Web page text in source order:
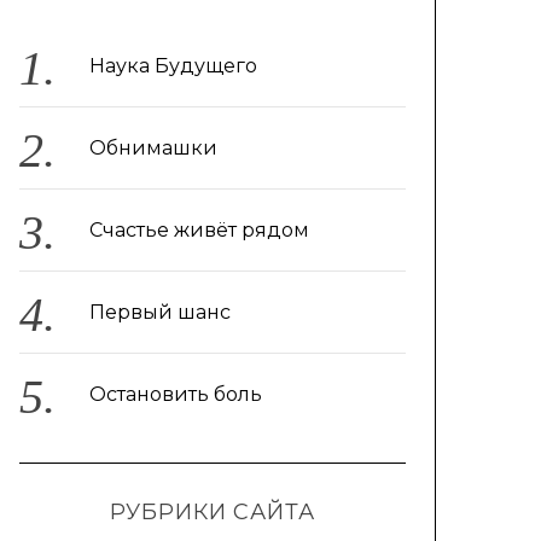
Наука Будущего
Обнимашки
Счастье живёт рядом
Первый шанс
Остановить боль
РУБРИКИ САЙТА